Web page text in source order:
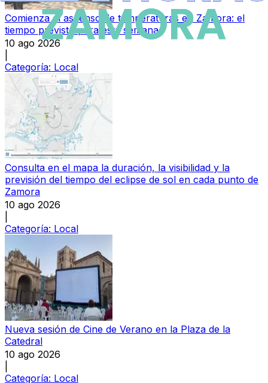
Comienza el ascenso de temperaturas en Zamora: el
tiempo previsto para esta semana
10 ago 2026
Categoría: Local
Consulta en el mapa la duración, la visibilidad y la
previsión del tiempo del eclipse de sol en cada punto de
Zamora
10 ago 2026
Categoría: Local
Nueva sesión de Cine de Verano en la Plaza de la
Catedral
10 ago 2026
Categoría: Local